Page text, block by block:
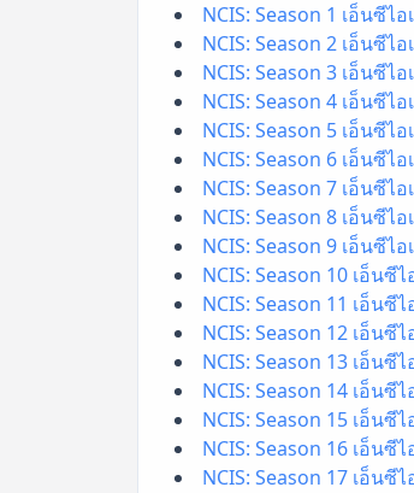
NCIS: Season 1 เอ็นซี
NCIS: Season 2 เอ็นซี
NCIS: Season 3 เอ็นซี
NCIS: Season 4 เอ็นซี
NCIS: Season 5 เอ็นซี
NCIS: Season 6 เอ็นซี
NCIS: Season 7 เอ็นซี
NCIS: Season 8 เอ็นซี
NCIS: Season 9 เอ็นซี
NCIS: Season 10 เอ็น
NCIS: Season 11 เอ็น
NCIS: Season 12 เอ็น
NCIS: Season 13 เอ็น
NCIS: Season 14 เอ็น
NCIS: Season 15 เอ็น
NCIS: Season 16 เอ็น
NCIS: Season 17 เอ็น